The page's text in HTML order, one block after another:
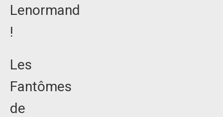
Lenormand
!
Les
Fantômes
de